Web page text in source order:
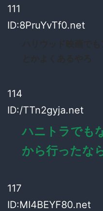
111
ID:8PruYvTf0.net
114
ID:/TTn2gyja.net
ハニトラでも
から行ったな
117
ID:MI4BEYF80.net